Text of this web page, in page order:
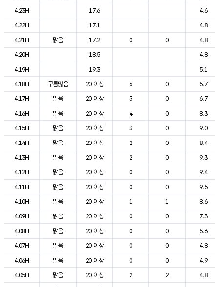
4.23H
17.6
4.6
4.22H
17.1
4.8
4.21H
맑음 17.2 0 0
4.8
4.20H
18.5
4.8
4.19H
19.3
5.1
4.18H
구름많음 20 이상 6 0
5.7
4.17H
맑음 20 이상 3 0
6.7
4.16H
맑음 20 이상 4 0
8.3
4.15H
맑음 20 이상 3 0
9.0
4.14H
맑음 20 이상 2 0
8.4
4.13H
맑음 20 이상 2 0
9.3
4.12H
맑음 20 이상 0 0
9.4
4.11H
맑음 20 이상 0 0
9.5
4.10H
맑음 20 이상 1 1
8.6
4.09H
맑음 20 이상 0 0
7.3
4.08H
맑음 20 이상 0 0
5.6
4.07H
맑음 20 이상 0 0
4.8
4.06H
맑음 20 이상 0 0
4.9
4.05H
맑음 20 이상 2 2
4.8